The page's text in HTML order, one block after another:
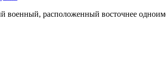
расположенный восточнее